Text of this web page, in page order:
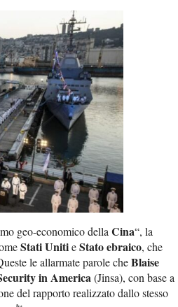
geo-economico dellaCina“, la
Stati UnitieStato ebraico, che
le allarmate parole cheBlaise
in America(Jinsa), con base a
del rapporto realizzato dallo stesso